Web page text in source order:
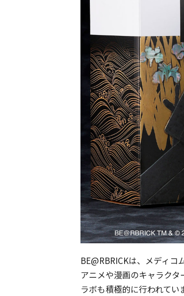
BE@RBRICKは、メディコ
アニメや漫画のキャラク
ラボも積極的に行われてい